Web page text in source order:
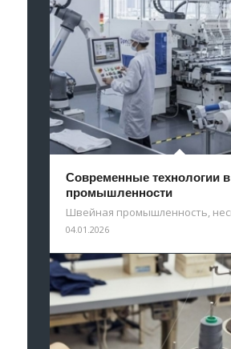
Современные технологии
промышленности
Швейная промышленность,
04.01.2026